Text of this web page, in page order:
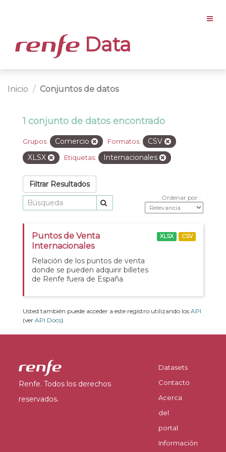
Data
Inicio Conjuntos de datos
1 conjunto de datos encontrado
Grupos: Comercio Formatos:
CSV
XLSX
Etiquetas: Internacionales
Filtrar Resultados
Ordenar por
Puntos de Venta
Internacionales
Relación de los puntos de venta
donde se pueden adquirir billetes
de Renfe fuera de España
XLSX CSV
Usted también puede acceder a este registro utilizando los API
(ver API Docs).
Renfe. Todos los derechos
reservados.
Datasets
Contacto
Acerca
del
portal
Información